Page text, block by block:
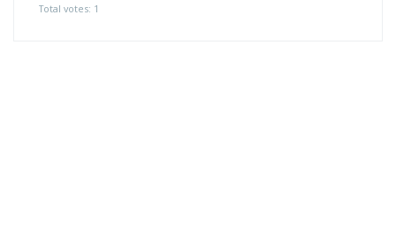
Total votes: 1